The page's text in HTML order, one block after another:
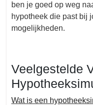
ben je goed op weg
hypotheek die past bij
mogelijkheden.
Veelgestelde
Wat is een